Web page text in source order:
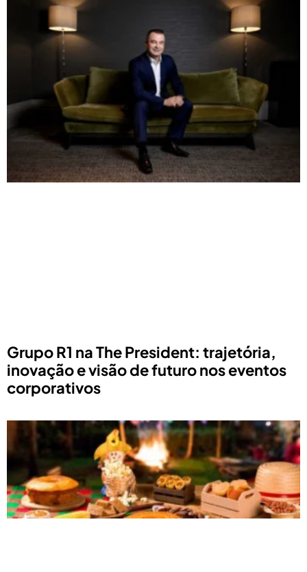
Grupo R1 na The President: trajetória,
inovação e visão de futuro nos eventos
corporativos